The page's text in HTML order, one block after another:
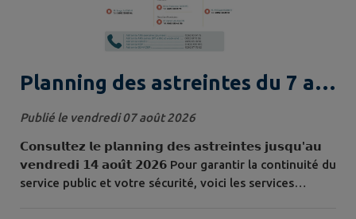
Planning des astreintes du 7 au
14 août 2026
Publié le vendredi 07 août 2026
𝗖𝗼𝗻𝘀𝘂𝗹𝘁𝗲𝘇 𝗹𝗲 𝗽𝗹𝗮𝗻𝗻𝗶𝗻𝗴 𝗱𝗲𝘀 𝗮𝘀𝘁𝗿𝗲𝗶𝗻𝘁𝗲𝘀 𝗷𝘂𝘀𝗾𝘂'𝗮𝘂
𝘃𝗲𝗻𝗱𝗿𝗲𝗱𝗶 𝟭𝟰 𝗮𝗼𝘂̂𝘁 𝟮𝟬𝟮𝟲 Pour garantir la continuité du
service public et votre sécurité, voici les services